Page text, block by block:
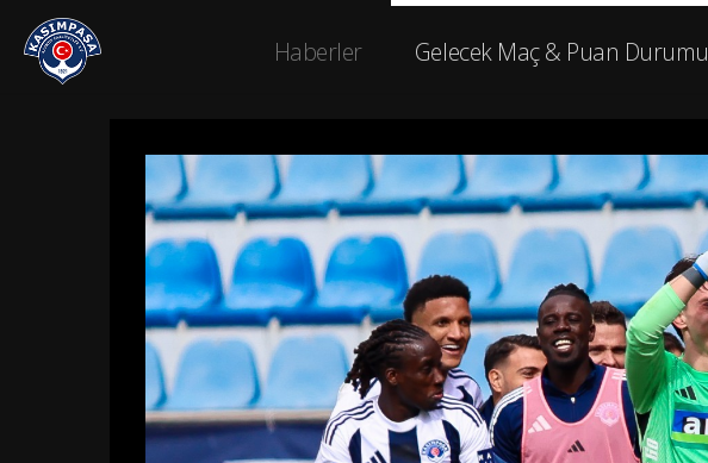
Haberler Gelecek Maç & Puan Durumu